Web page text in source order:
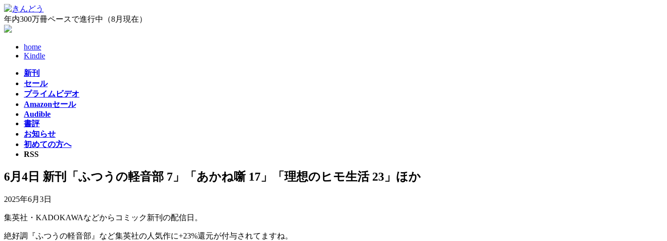
コ
ン
テ
ナ
ビ
ゲ
年内300万冊ペースで進行中（8月現在）
home
Kindle
新刊
セール
プライムビデオ
Amazonセール
Audible
書評
お知らせ
初めての方へ
RSS
6月4日 新刊「ふつうの軽音部 7」「あかね噺 17」「理想のヒモ生活 23」ほか
2025年6月3日
集英社・KADOKAWAなどからコミック新刊の配信日。
絶好調『ふつうの軽音部』など集英社の人気作に+23%還元が付与されてますね。